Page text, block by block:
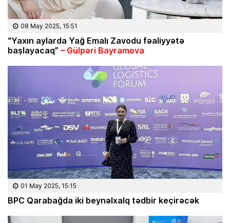
08 May 2025, 15:51
“Yaxın aylarda Yağ Emalı Zavodu fəaliyyətə
başlayacaq” – Gülpəri Bayramova
01 May 2025, 15:15
BPC Qarabağda iki beynəlxalq tədbir keçirəcək